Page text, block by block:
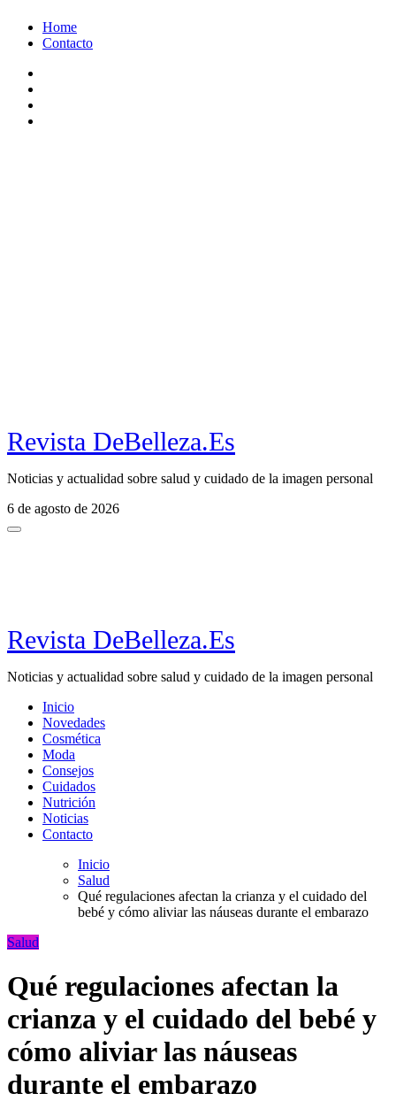
Home
Contacto
Revista DeBelleza.Es
Noticias y actualidad sobre salud y cuidado de la imagen personal
6 de agosto de 2026
Revista DeBelleza.Es
Noticias y actualidad sobre salud y cuidado de la imagen personal
Inicio
Novedades
Cosmética
Moda
Consejos
Cuidados
Nutrición
Noticias
Contacto
Inicio
Salud
Qué regulaciones afectan la crianza y el cuidado del
bebé y cómo aliviar las náuseas durante el embarazo
Salud
Qué regulaciones afectan la
crianza y el cuidado del bebé y
cómo aliviar las náuseas
durante el embarazo